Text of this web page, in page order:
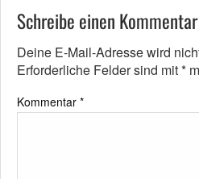
Schreibe einen Kommentar
Deine E-Mail-Adresse wird
Erforderliche Felder sind mit*
Kommentar *